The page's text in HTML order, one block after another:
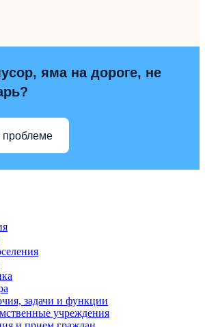
яма на дороге, не
проблеме
задачи и функции
учреждения